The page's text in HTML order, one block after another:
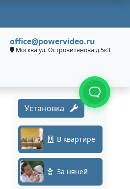
office@powervideo.ru
Москва ул. Островитянова д.5к3
Установка
В квартире
За няней